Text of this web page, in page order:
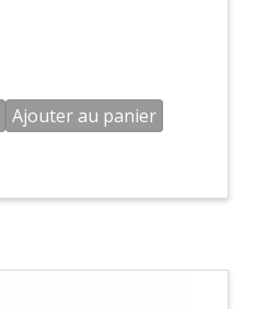
Ajouter au panier